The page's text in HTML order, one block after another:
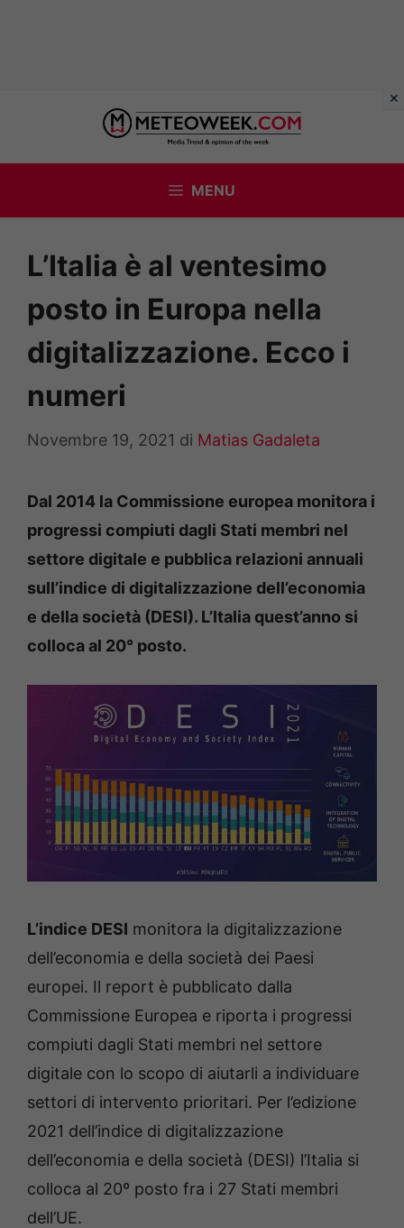
contenuto
MENU
L’Italia è al ventesimo
posto in Europa nella
digitalizzazione. Ecco i
numeri
Novembre 19, 2021 di Matias Gadaleta
Dal 2014 la Commissione europea monitora i
progressi compiuti dagli Stati membri nel
settore digitale e pubblica relazioni annuali
sull’indice di digitalizzazione dell’economia
e della società (DESI). L’Italia quest’anno si
colloca al 20° posto.
L’indice DESI monitora la digitalizzazione
dell’economia e della società dei Paesi
europei. Il report è pubblicato dalla
Commissione Europea e riporta i progressi
compiuti dagli Stati membri nel settore
digitale con lo scopo di aiutarli a individuare
settori di intervento prioritari. Per l’edizione
2021 dell’indice di digitalizzazione
dell’economia e della società (DESI) l’Italia si
colloca al 20º posto fra i 27 Stati membri
dell’UE.